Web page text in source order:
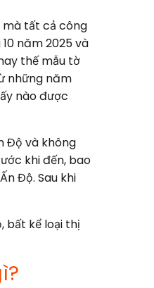
tất cả công
năm 2025 và
thế mẫu tờ
những năm
nào được
Độ và không
khi đến, bao
Độ. Sau khi
bất kể loại thị